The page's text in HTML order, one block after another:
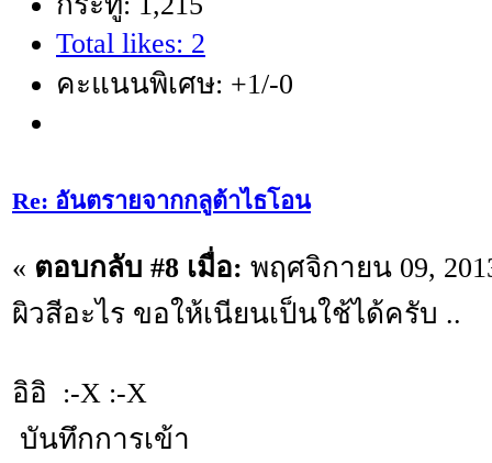
Total likes: 2
คะแนนพิเศษ: +1/-0
Re: อันตรายจากกลูต้าไธโอน
« ตอบกลับ #8 เมื่อ: พฤศจิกายน 09,
ผิวสีอะไร ขอให้เนียนเป็นใช้ได้ครับ ..
อิอิ :-X :-X
บันทึกการเข้า